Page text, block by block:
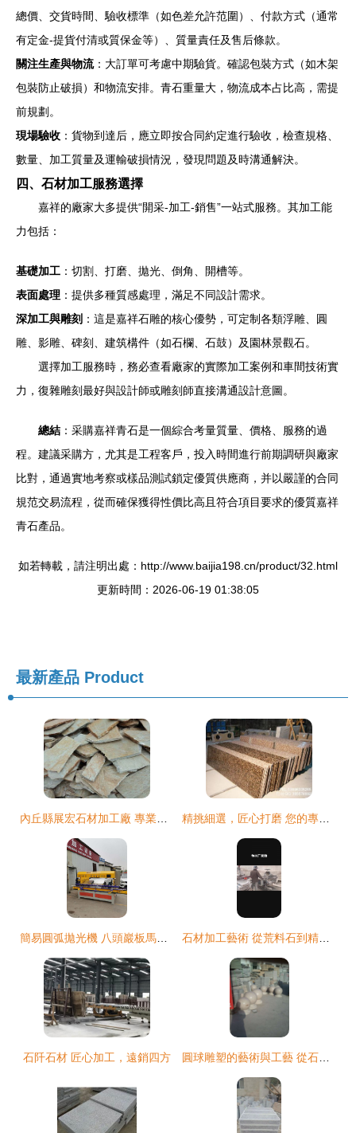
總價、交貨時間、驗收標準（如色差允許范圍）、付款方式（通常
有定金-提貨付清或質保金等）、質量責任及售后條款。
關注生產與物流：大訂單可考慮中期驗貨。確認包裝方式（如木架
包裝防止破損）和物流安排。青石重量大，物流成本占比高，需提
前規劃。
現場驗收 ：貨物到達后，應立即按合同約定進行驗收，檢查規格、
數量、加工質量及運輸破損情況，發現問題及時溝通解決。
四、石材加工服務選擇
嘉祥的廠家大多提供“開采-加工-銷售”一站式服務。其加工能
力包括：
基礎加工 ：切割、打磨、拋光、倒角、開槽等。
表面處理 ：提供多種質感處理，滿足不同設計需求。
深加工與雕刻 ：這是嘉祥石雕的核心優勢，可定制各類浮雕、圓
雕、影雕、碑刻、建筑構件（如石欄、石鼓）及園林景觀石。
選擇加工服務時，務必查看廠家的實際加工案例和車間技術實
力，復雜雕刻最好與設計師或雕刻師直接溝通設計意圖。
總結 ：采購嘉祥青石是一個綜合考量質量、價格、服務的過
程。建議采購方，尤其是工程客戶，投入時間進行前期調研與廠家
比對，通過實地考察或樣品測試鎖定優質供應商，并以嚴謹的合同
規范交易流程，從而確保獲得性價比高且符合項目要求的優質嘉祥
青石產品。
如若轉載，請注明出處：http://www.baijia198.cn/product/32.html
更新時間：2026-06-19 01:38:05
最新產品 Product
石阡石材 匠心加工，遠銷四方